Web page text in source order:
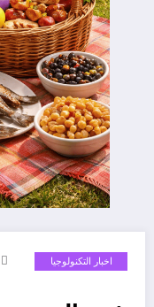
اخبار التكنولوجيا